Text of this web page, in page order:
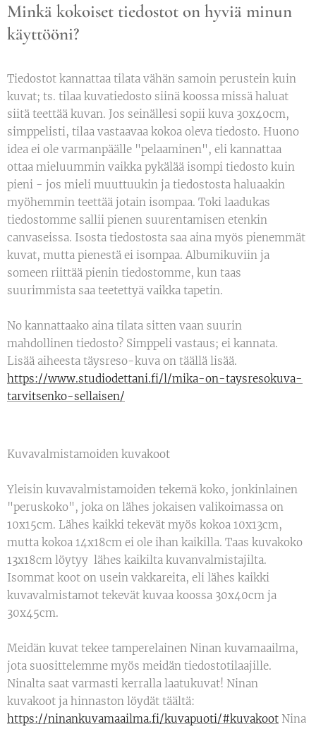
Minkä kokoiset tiedostot on hyviä minun
käyttööni?
Tiedostot kannattaa tilata vähän samoin perustein kuin
kuvat; ts. tilaa kuvatiedosto siinä koossa missä haluat
siitä teettää kuvan. Jos seinällesi sopii kuva 30x40cm,
simppelisti, tilaa vastaavaa kokoa oleva tiedosto. Huono
idea ei ole varmanpäälle "pelaaminen", eli kannattaa
ottaa mieluummin vaikka pykälää isompi tiedosto kuin
pieni - jos mieli muuttuukin ja tiedostosta haluaakin
myöhemmin teettää jotain isompaa. Toki laadukas
tiedostomme sallii pienen suurentamisen etenkin
canvaseissa. Isosta tiedostosta saa aina myös pienemmät
kuvat, mutta pienestä ei isompaa. Albumikuviin ja
someen riittää pienin tiedostomme, kun taas
suurimmista saa teetettyä vaikka tapetin.
No kannattaako aina tilata sitten vaan suurin
mahdollinen tiedosto? Simppeli vastaus; ei kannata.
Lisää aiheesta täysreso-kuva on täällä lisää.
https://www.studiodettani.fi/l/mika-on-taysresokuva-
tarvitsenko-sellaisen/
Kuvavalmistamoiden kuvakoot
Yleisin kuvavalmistamoiden tekemä koko, jonkinlainen
"peruskoko", joka on lähes jokaisen valikoimassa on
10x15cm. Lähes kaikki tekevät myös kokoa 10x13cm,
mutta kokoa 14x18cm ei ole ihan kaikilla. Taas kuvakoko
13x18cm löytyy lähes kaikilta kuvanvalmistajilta.
Isommat koot on usein vakkareita, eli lähes kaikki
kuvavalmistamot tekevät kuvaa koossa 30x40cm ja
30x45cm.
Meidän kuvat tekee tamperelainen Ninan kuvamaailma,
jota suosittelemme myös meidän tiedostotilaajille.
Ninalta saat varmasti kerralla laatukuvat! Ninan
kuvakoot ja hinnaston löydät täältä:
https://ninankuvamaailma.fi/kuvapuoti/#kuvakoot Nina